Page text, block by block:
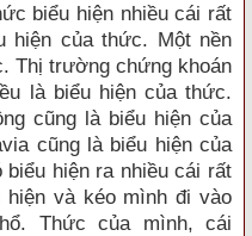
biểu hiện nhiều cái rất
hiện của thức. Một nền
Thị trường chứng khoán
là biểu hiện của thức.
cũng là biểu hiện của
cũng là biểu hiện của
hiện ra nhiều cái rất
hiện và kéo mình đi vào
Thức của mình, cái